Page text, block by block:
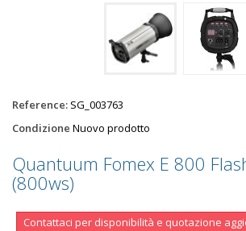
Reference: SG_003763
Condizione Nuovo prodotto
Quantuum Fomex E 800
(800ws)
Contattaci per disponibilità e quotazione